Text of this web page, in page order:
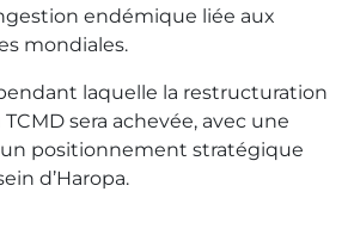
endémique liée aux
mondiales.
laquelle la restructuration
sera achevée, avec une
positionnement stratégique
d’Haropa.